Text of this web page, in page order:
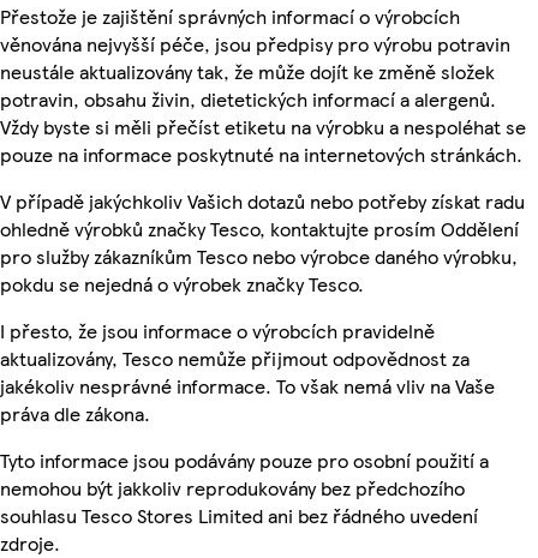
Přestože je zajištění správných informací o výrobcích
věnována nejvyšší péče, jsou předpisy pro výrobu potravin
neustále aktualizovány tak, že může dojít ke změně složek
potravin, obsahu živin, dietetických informací a alergenů.
Vždy byste si měli přečíst etiketu na výrobku a nespoléhat se
pouze na informace poskytnuté na internetových stránkách.
V případě jakýchkoliv Vašich dotazů nebo potřeby získat radu
ohledně výrobků značky Tesco, kontaktujte prosím Oddělení
pro služby zákazníkům Tesco nebo výrobce daného výrobku,
pokdu se nejedná o výrobek značky Tesco.
I přesto, že jsou informace o výrobcích pravidelně
aktualizovány, Tesco nemůže přijmout odpovědnost za
jakékoliv nesprávné informace. To však nemá vliv na Vaše
práva dle zákona.
Tyto informace jsou podávány pouze pro osobní použití a
nemohou být jakkoliv reprodukovány bez předchozího
souhlasu Tesco Stores Limited ani bez řádného uvedení
zdroje.